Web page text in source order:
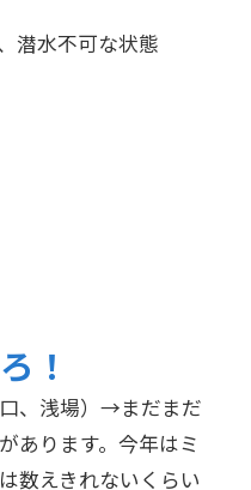
潜水不可な状態
！
、浅場）→まだまだ
あります。今年はミ
数えきれないくらい